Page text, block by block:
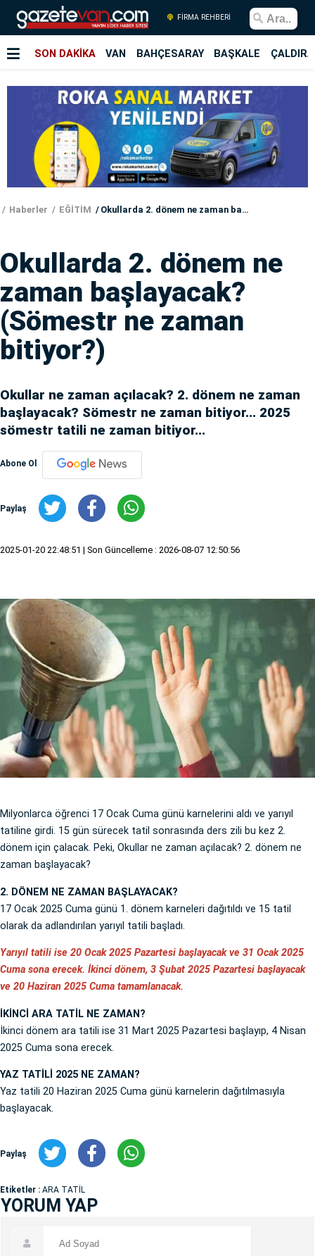
FİRMA REHBERİ
SON DAKİKA VAN BAHÇESARAY BAŞKALE
Haberler EĞİTİM Okullarda 2. dönem ne zaman başlayacak? (Sömestr ne zaman bitiyor?)
Okullarda 2. dönem ne
zaman başlayacak?
(Sömestr ne zaman
bitiyor?)
Okullar ne zaman açılacak? 2. dönem ne zaman
başlayacak? Sömestr ne zaman bitiyor... 2025
sömestr tatili ne zaman bitiyor...
Abone Ol
Paylaş
2025-01-20 22:48:51 | Son Güncelleme : 2026-08-07 12:50:56
Milyonlarca öğrenci 17 Ocak Cuma günü karnelerini aldı ve yarıyıl
tatiline girdi. 15 gün sürecek tatil sonrasında ders zili bu kez 2.
dönem için çalacak. Peki, Okullar ne zaman açılacak? 2. dönem ne
zaman başlayacak?
2. DÖNEM NE ZAMAN BAŞLAYACAK?
17 Ocak 2025 Cuma günü 1. dönem karneleri dağıtıldı ve 15 tatil
olarak da adlandırılan yarıyıl tatili başladı.
Yarıyıl tatili ise 20 Ocak 2025 Pazartesi başlayacak ve 31 Ocak 2025
Cuma sona erecek. İkinci dönem, 3 Şubat 2025 Pazartesi başlayacak
ve 20 Haziran 2025 Cuma tamamlanacak.
İKİNCİ ARA TATİL NE ZAMAN?
İkinci dönem ara tatili ise 31 Mart 2025 Pazartesi başlayıp, 4 Nisan
2025 Cuma sona erecek.
YAZ TATİLİ 2025 NE ZAMAN?
Yaz tatili 20 Haziran 2025 Cuma günü karnelerin dağıtılmasıyla
başlayacak.
Paylaş
Etiketler : ARA TATİL
YORUM YAP